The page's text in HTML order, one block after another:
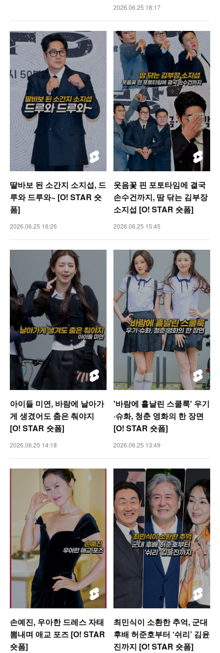
2026.06.25 18:17
딸바보 된 소간지 소지섭, 드
루와 드루와~ [O! STAR 숏
폼]
2026.06.25 16:26
웃음꽃 핀 포토타임에 결국
손수건까지, 땀 닦는 김부장
소지섭 [O! STAR 숏폼]
2026.06.25 15:45
아이들 미연, 바람에 날아가
게 생겼어도 춤은 춰야지
[O! STAR 숏폼]
2026.06.25 14:18
'바람에 흩날린 스쿨룩' 우기
·슈화, 청춘 영화의 한 장면
[O! STAR 숏폼]
2026.06.25 13:49
손예진, 우아한 드레스 자태
뽐내며 애교 포즈 [O! STAR
숏폼]
최민식이 소환한 추억, 군대
후배 허준호부터 ‘쉬리’ 김윤
진까지 [O! STAR 숏폼]